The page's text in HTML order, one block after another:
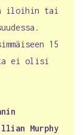
iloihin tai
15
ei olisi
Murphy